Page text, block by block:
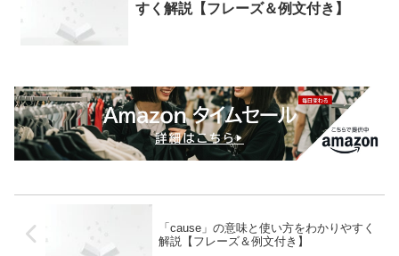
すく解説【フレーズ＆例文付き】
「cause」の意味と使い方をわかりやすく
解説【フレーズ＆例文付き】